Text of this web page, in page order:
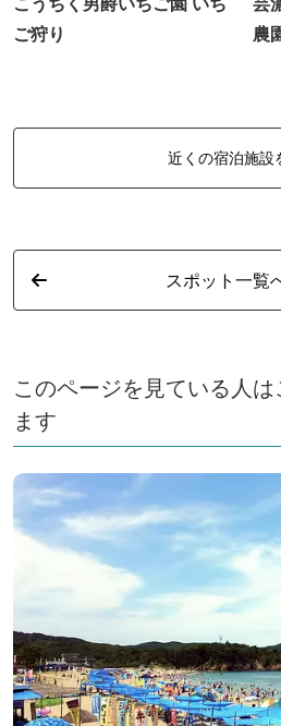
ご狩り
農
近くの宿泊施設
スポット一覧
このページを見ている人
ます